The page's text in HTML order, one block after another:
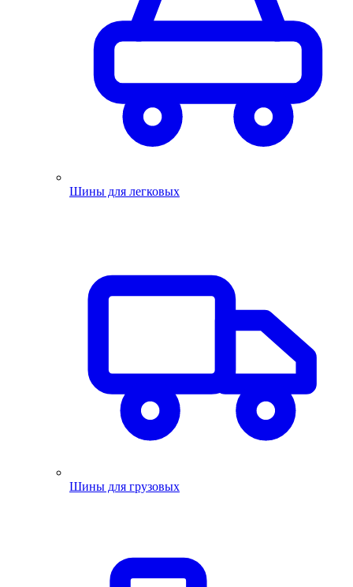
Шины для легковых
Шины для грузовых